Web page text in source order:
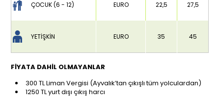
ÇOCUK (6 - 12) EURO 22,5 27,5
YETİŞKİN EURO 35 45
FİYATA DAHİL OLMAYANLAR
300 TL Liman Vergisi (Ayvalık’tan çıkışlı tüm yolculardan)
1250 TL yurt dışı çıkış harcı